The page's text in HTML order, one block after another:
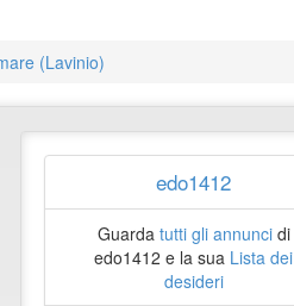
(Lavinio)
edo1412
Guarda tutti gli annuncidi
edo1412 e la sua Lista dei
desideri